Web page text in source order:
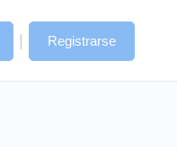
| Registrarse